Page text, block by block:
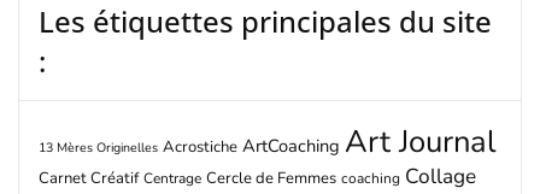
Les étiquettes principales du site
:
13 Mères Originelles Acrostiche ArtCoaching Art Journal
Carnet Créatif Centrage Cercle de Femmes coaching Collage